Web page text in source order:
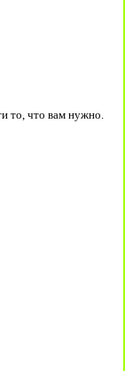
то, что вам нужно.